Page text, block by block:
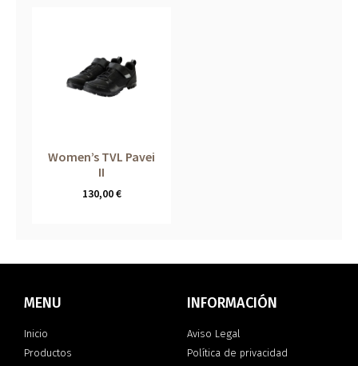
Women’s TVL Pavei
II
130,00€
MENU
Inicio
Productos
INFORMACIÓN
Aviso Legal
Política de privacidad